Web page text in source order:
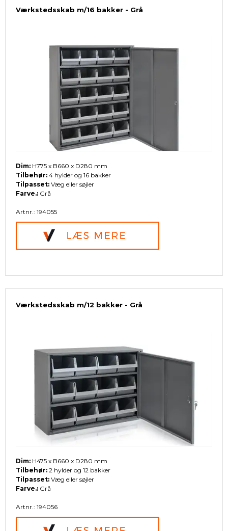
Værkstedsskab m/16 bakker - Grå
Dim: H775 x B660 x D280 mm
Tilbehør: 4 hylder og 16 bakker
Tilpasset: Væg eller søjler
Farve.: Grå
Artnr.: 194055
Værkstedsskab m/12 bakker - Grå
Dim: H475 x B660 x D280 mm
Tilbehør: 2 hylder og 12 bakker
Tilpasset: Væg eller søjler
Farve.: Grå
Artnr.: 194056